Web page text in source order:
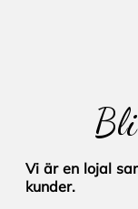
Vi är en lojal
kunder.